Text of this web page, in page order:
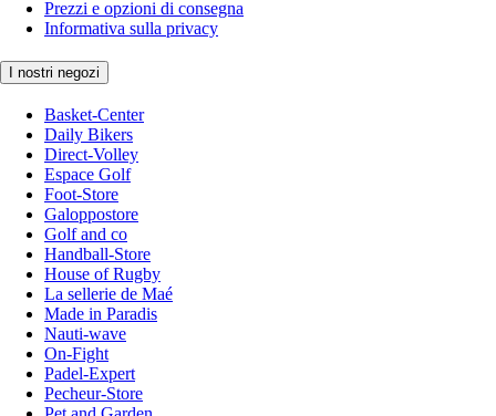
Prezzi e opzioni di consegna
Informativa sulla privacy
I nostri negozi
Basket-Center
Daily Bikers
Direct-Volley
Espace Golf
Foot-Store
Galoppostore
Golf and co
Handball-Store
House of Rugby
La sellerie de Maé
Made in Paradis
Nauti-wave
On-Fight
Padel-Expert
Pecheur-Store